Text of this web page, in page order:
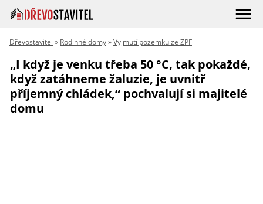
Dřevostavitel » Rodinné domy»Vyjmutí pozemku ze ZPF
„I když je venku třeba 50 °C, tak pokaždé,
když zatáhneme žaluzie, je uvnitř
příjemný chládek,“ pochvalují si majitelé
domu